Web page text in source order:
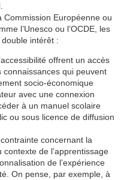
Commission Européenne ou
l’Unesco ou l’OCDE, les
intérêt :
offrent un accès
qui peuvent
socio-économique
avec une connexion
à un manuel scolaire
ou sous licence de diffusion
concernant la
contexte de l’apprentissage
de l’expérience
On pense, par exemple, à